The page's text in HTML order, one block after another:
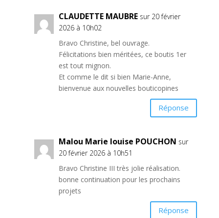
CLAUDETTE MAUBRE sur 20 février
2026 à 10h02
Bravo Christine, bel ouvrage.
Félicitations bien méritées, ce boutis 1er
est tout mignon.
Et comme le dit si bien Marie-Anne,
bienvenue aux nouvelles bouticopines
Réponse
Malou Marie louise POUCHON sur
20 février 2026 à 10h51
Bravo Christine III très jolie réalisation.
bonne continuation pour les prochains
projets
Réponse